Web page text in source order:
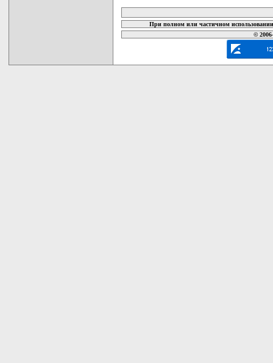
При полном или частичном
©